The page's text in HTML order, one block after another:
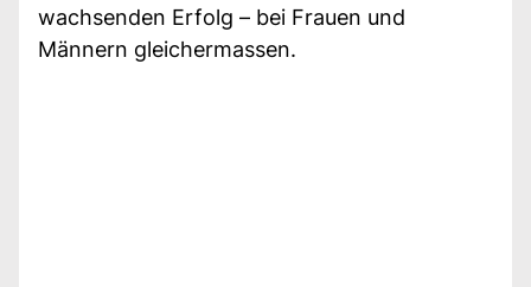
wachsenden Erfolg – bei Frauen und
Männern gleichermassen.